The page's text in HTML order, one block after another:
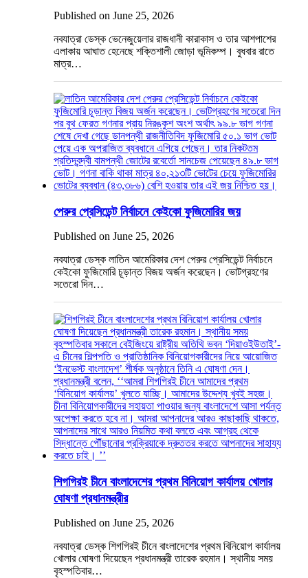
Published on June 25, 2026
নবযাত্রা ডেস্ক ভেনেজুয়েলার রাজধানী কারাকাস ও তার আশপাশের
এলাকায় আঘাত হেনেছে শক্তিশালী জোড়া ভূমিকম্প। বুধবার রাতে
মাত্র…
পেরুর প্রেসিডেন্ট নির্বাচনে কেইকো ফুজিমোরির জয়
Published on June 25, 2026
নবযাত্রা ডেস্ক লাতিন আমেরিকার দেশ পেরুর প্রেসিডেন্ট নির্বাচনে
কেইকো ফুজিমোরি চূড়ান্ত বিজয় অর্জন করেছেন। ভোটগ্রহণের
সতেরো দিন…
শিগগিরই চীনে বাংলাদেশের প্রথম বিনিয়োগ কার্যালয় খোলার
ঘোষণা প্রধানমন্ত্রীর
Published on June 25, 2026
নবযাত্রা ডেস্ক শিগগিরই চীনে বাংলাদেশের প্রথম বিনিয়োগ কার্যালয়
খোলার ঘোষণা দিয়েছেন প্রধানমন্ত্রী তারেক রহমান। স্থানীয় সময়
বৃহস্পতিবার…